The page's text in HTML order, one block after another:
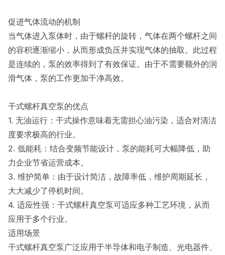
促进气体流动的机制
当气体进入泵体时，由于螺杆的旋转，气体在两个螺杆之间
的容积逐渐缩小，从而形成负压并实现气体的抽取。此过程
是连续的，泵的效率得到了有效保证。由于不需要额外的润
滑气体，泵的工作更加干净高效。
干式螺杆真空泵的优点
1. 无油运行：干式操作意味着无需担心油污染，适合对清洁
度要求极高的行业。
2. 低能耗：结合变频节能设计，泵的能耗可大幅降低，助
力企业节省运营成本。
3. 维护简单：由于设计简洁，故障率低，维护周期延长，
大大减少了停机时间。
4. 适应性强：干式螺杆真空泵可适应多种工艺环境，从而
应用于多个行业。
适用场景
干式螺杆真空泵广泛应用于半导体和电子制造、光电器件、